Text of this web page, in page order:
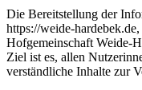
Die Bereitstellung der
https://weide-
Hofgemeinschaft Weide-
Ziel ist es, allen
verständliche Inhalte zur